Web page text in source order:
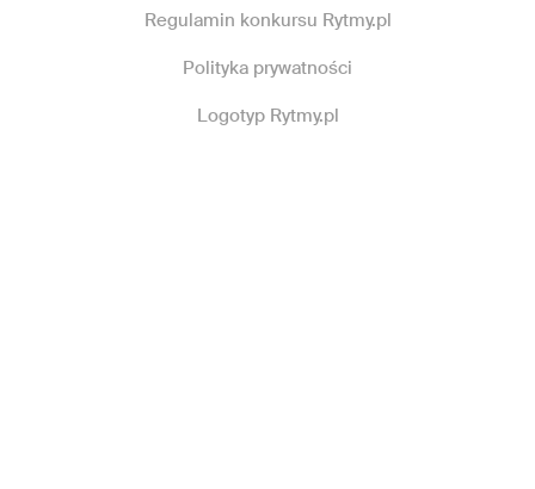
Regulamin konkursu Rytmy.pl
Polityka prywatności
Logotyp Rytmy.pl